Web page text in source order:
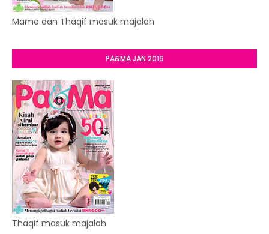
Mama dan Thaqif masuk majalah
PA&MA JAN 2016
Thaqif masuk majalah